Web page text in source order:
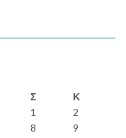
Σ
Κ
1
2
8
9